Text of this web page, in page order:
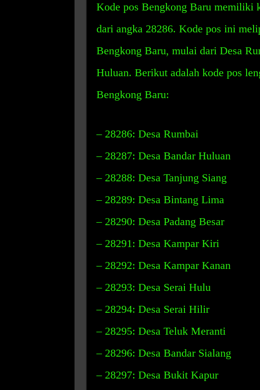
Kode pos Bengkong Baru memiliki
dari angka 28286. Kode pos ini
Bengkong Baru, mulai dari Desa
Huluan. Berikut adalah kode pos
Bengkong Baru:
– 28286: Desa Rumbai
– 28287: Desa Bandar Huluan
– 28288: Desa Tanjung Siang
– 28289: Desa Bintang Lima
– 28290: Desa Padang Besar
– 28291: Desa Kampar Kiri
– 28292: Desa Kampar Kanan
– 28293: Desa Serai Hulu
– 28294: Desa Serai Hilir
– 28295: Desa Teluk Meranti
– 28296: Desa Bandar Sialang
– 28297: Desa Bukit Kapur